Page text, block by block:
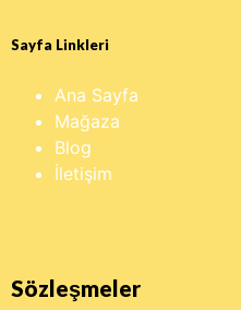
Sayfa Linkleri
Ana Sayfa
Mağaza
Blog
İletişim
Sözleşmeler